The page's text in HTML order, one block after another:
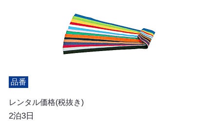
品番
レンタル価格(税抜き)
2泊3日